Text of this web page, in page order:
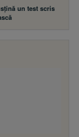
un test scris